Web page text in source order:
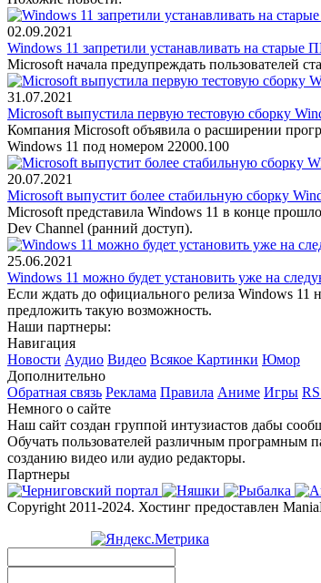
02.09.2021
Windows 11 запретили устанавливать на старые
Microsoft начала предупреждать пользователей
31.07.2021
Microsoft выпустила первую тестовую сборку
Компания Microsoft объявила о расширении
Windows 11 под номером 22000.100
20.07.2021
Microsoft выпустит более стабильную сборку
Microsoft представила Windows 11 в конце
Dev Channel (ранний доступ).
25.06.2021
Windows 11 можно будет установить уже на
Если ждать до официального релиза Windows 11
предложить такую возможность.
Наши партнеры:
Навигация
Новости Аудио Видео Всякое Картинки Юмор
Дополнительно
Обратная связь Реклама Правила Аниме Игры
Немного о сайте
Наш сайт создан группой интузиастов дабы
Обучать пользователей различным програмным
созданию видео или аудио редакторы.
Партнеры
Copyright 2011-2024. Хостинг предоставлен